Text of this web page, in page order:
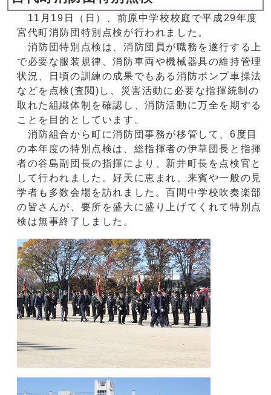
11月19日（日）、前原中学校校庭で平成29年度
宮代町消防団特別点検が行われました。
消防団特別点検は、消防団員が職務を遂行する上
で必要な服装規律、消防車両や機械器具の維持管理
状況、日頃の訓練の成果でもある消防ポンプ車操法
などを点検(査閲)し、災害活動に必要な指揮統制の
取れた組織体制を確認し、消防活動に万全を期する
ことを目的としています。
消防組合から町に消防団事務が移管して、6度目
の本年度の特別点検は、総指揮者の伊草団長と指揮
者の谷島副団長の指揮により、新井町長を点検官と
して行われました。好天に恵まれ、来賓や一般の見
学者も多数会場を訪れました。百間中学校吹奏楽部
の皆さんが、要所を盛大に盛り上げてくれて特別点
検は無事終了しました。